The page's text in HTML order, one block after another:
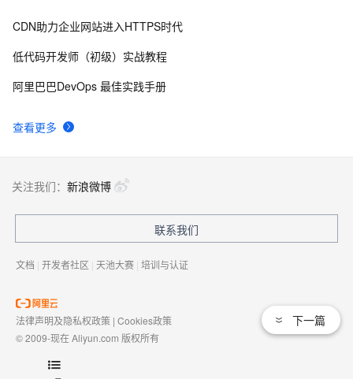
8 独家专访阿里集团副总裁贾扬清：我为什么选择加入
查看更多
CDN助力企业网站进入HTTPS时代
低代码开发师（初级）实战教程
阿里巴巴DevOps 最佳实践手册
下一篇
关注我们： 新浪微博
联系我们
文档 | 开发者社区 | 天池大赛 | 培训与认证
法律声明及隐私权政策 | Cookies政策
© 2009-现在 Aliyun.com 版权所有
域名注册服务机构许可：